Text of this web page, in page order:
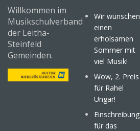
Willkommen im
Musikschulverband
der Leitha-
Steinfeld
Gemeinden.
Wir wünschen
einen
erholsamen
Sommer mit
viel Musik!
Wow, 2. Preis
für Rahel
Ungar!
Einschreibung
für das